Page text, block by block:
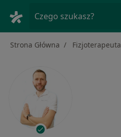
Czego szukasz?
Strona Główna Fizjoterapeuta